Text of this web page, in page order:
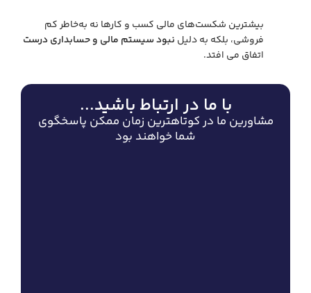
بیشترین شکست‌های مالی کسب ‌و کارها نه به‌خاطر کم
‌فروشی، بلکه به‌ دلیل نبود سیستم مالی و حسابداری درست
اتفاق می ‌افتد.
با ما در ارتباط باشید...
مشاورین ما در کوتاهترین زمان ممکن پاسخگوی
شما خواهند بود